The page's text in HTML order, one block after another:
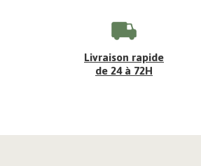
Livraison rapide
de 24 à 72H